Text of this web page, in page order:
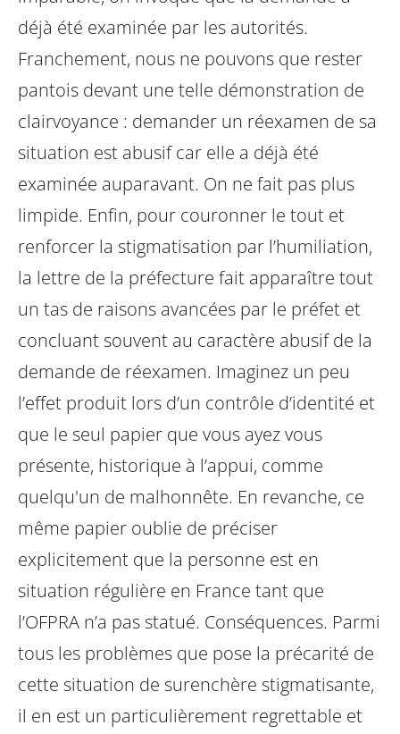
déjà été examinée par les autorités.
Franchement, nous ne pouvons que rester
pantois devant une telle démonstration de
clairvoyance : demander un réexamen de sa
situation est abusif car elle a déjà été
examinée auparavant. On ne fait pas plus
limpide. Enfin, pour couronner le tout et
renforcer la stigmatisation par l’humiliation,
la lettre de la préfecture fait apparaître tout
un tas de raisons avancées par le préfet et
concluant souvent au caractère abusif de la
demande de réexamen. Imaginez un peu
l’effet produit lors d’un contrôle d’identité et
que le seul papier que vous ayez vous
présente, historique à l’appui, comme
quelqu'un de malhonnête. En revanche, ce
même papier oublie de préciser
explicitement que la personne est en
situation régulière en France tant que
l’OFPRA n’a pas statué. Conséquences. Parmi
tous les problèmes que pose la précarité de
cette situation de surenchère stigmatisante,
il en est un particulièrement regrettable et